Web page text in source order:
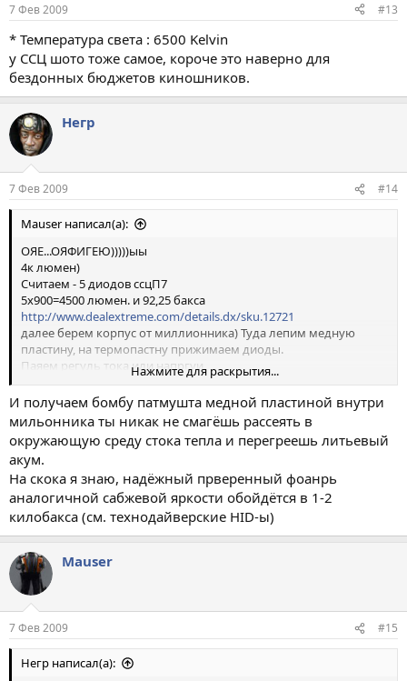
7 Фев 2009 #13
* Температура света : 6500 Kelvin
у ССЦ шото тоже самое, короче это наверно для
бездонных бюджетов киношников.
Негр
7 Фев 2009 #14
Mauser написал(а):
ОЯЕ...ОЯФИГЕЮ)))))ыы
4к люмен)
Считаем - 5 диодов ссцП7
5х900=4500 люмен. и 92,25 бакса
http://www.dealextreme.com/details.dx/sku.12721
далее берем корпус от миллионника) Туда лепим медную
пластину, на термопастну прижимаем диоды.
Паяем регуль тока или напргуи.
Собираем литиевый аккум - тут баксов на 100 выйдет если
брать 18650(может дешевле).
И радуемся дерьмом которое всех слепит %-)
ОЯЕ...ОЯФИГЕЮ.
Нажмите для раскрытия...
И получаем бомбу патмушта медной пластиной внутри
мильонника ты никак не смагёшь рассеять в
окружающую среду стока тепла и перегреешь литьевый
акум.
На скока я знаю, надёжный прверенный фоанрь
аналогичной сабжевой яркости обойдётся в 1-2
килобакса (см. технодайверские HID-ы)
Mauser
7 Фев 2009 #15
Негр написал(а):